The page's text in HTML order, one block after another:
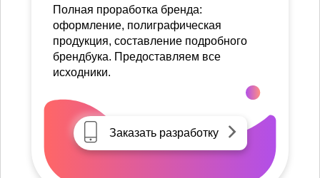
Полная проработка бренда:
оформление, полиграфическая
продукция, составление подробного
брендбука. Предоставляем все
исходники.
Заказать разработку